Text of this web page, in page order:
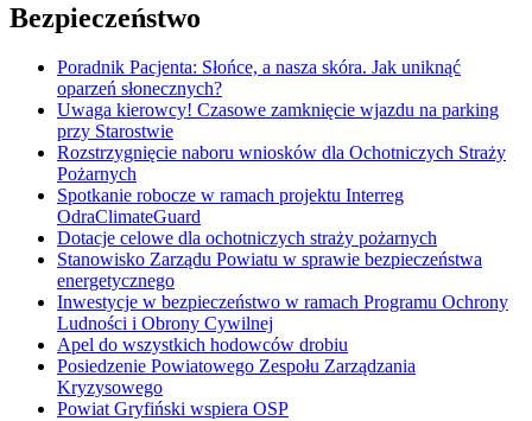
Bezpieczeństwo
Poradnik Pacjenta: Słońce, a nasza skóra. Jak uniknąć
oparzeń słonecznych?
Uwaga kierowcy! Czasowe zamknięcie wjazdu na parking
przy Starostwie
Rozstrzygnięcie naboru wniosków dla Ochotniczych Straży
Pożarnych
Spotkanie robocze w ramach projektu Interreg
OdraClimateGuard
Dotacje celowe dla ochotniczych straży pożarnych
Stanowisko Zarządu Powiatu w sprawie bezpieczeństwa
energetycznego
Inwestycje w bezpieczeństwo w ramach Programu Ochrony
Ludności i Obrony Cywilnej
Apel do wszystkich hodowców drobiu
Posiedzenie Powiatowego Zespołu Zarządzania
Kryzysowego
Powiat Gryfiński wspiera OSP